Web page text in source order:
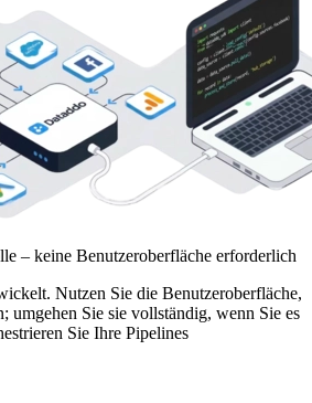
– keine Benutzeroberfläche erforderlich
Nutzen Sie die Benutzeroberfläche,
umgehen Sie sie vollständig, wenn Sie es
Sie Ihre Pipelines